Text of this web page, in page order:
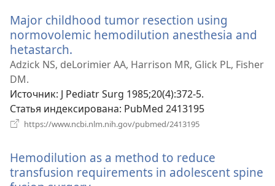
Major childhood tumor resection using
normovolemic hemodilution anesthesia and
hetastarch.
в
окне)
Adzick NS, deLorimier AA, Harrison MR, Glick PL, Fisher
DM.
Источник‎: J Pediatr Surg 1985;20(4):372-5.
Статья индексирована‎: PubMed 2413195
https://www.ncbi.nlm.nih.gov/pubmed/2413195
окне)
Hemodilution as a method to reduce
transfusion requirements in adolescent spine